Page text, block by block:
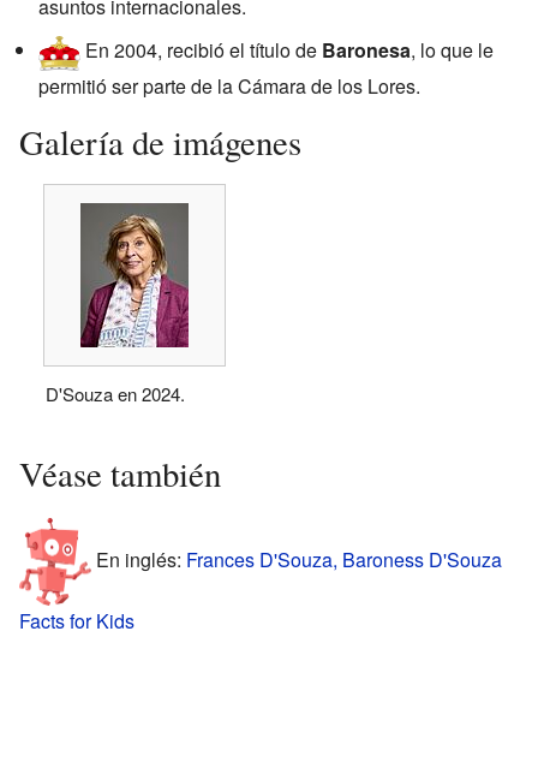
asuntos internacionales.
En 2004, recibió el título de Baronesa, lo que le
permitió ser parte de la Cámara de los Lores.
Galería de imágenes
D'Souza en 2024.
Véase también
En inglés: Frances D'Souza, Baroness D'Souza
Facts for Kids